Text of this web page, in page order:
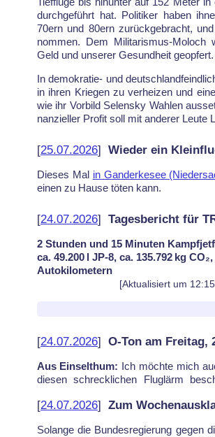
durch­ge­führt hat. Po­li­ti­ker ha­ben
70ern und 80ern zu­rück­ge­bracht,
nom­men. Dem Mi­li­ta­ris­mus-
Geld und un­se­rer Ge­sund­heit ge­op­fert.
In de­mo­kra­tie- und
in ih­ren Krie­gen zu ver­hei­zen und
wie ihr Vor­bild Se­lens­ky Wah­len
nan­zi­el­ler Pro­fit soll mit an­de­rer Leu­te
[25.07.2026] Wieder ein
Dieses Mal in Ganderkesee
einen zu Hau­se töten kann.
[24.07.2026] Tagesbericht für
2 Stunden und 15 Minuten
ca. 49.200 l JP-8, ca. 135.792 kg
Autokilometern
[Aktualisiert um
[24.07.2026] O-Ton am Freitag,
Aus Einselthum: Ich möch­te mich
die­sen schreck­li­chen Flug­lärm
[24.07.2026] Zum
So­lan­ge die Bun­des­re­gie­rung ge­gen